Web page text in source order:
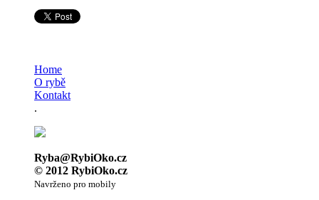
Home
O rybě
Kontakt
.
Ryba@RybiOko.cz
© 2012 RybiOko.cz
Navrženo pro mobily